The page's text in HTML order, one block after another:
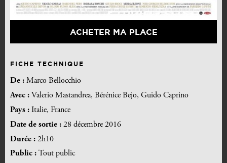
ACHETER MA PLACE
FICHE TECHNIQUE
De : Marco Bellocchio
Avec : Valerio Mastandrea, Bérénice Bejo, Guido Caprino
Pays : Italie, France
Date de sortie : 28 décembre 2016
Durée : 2h10
Public : Tout public